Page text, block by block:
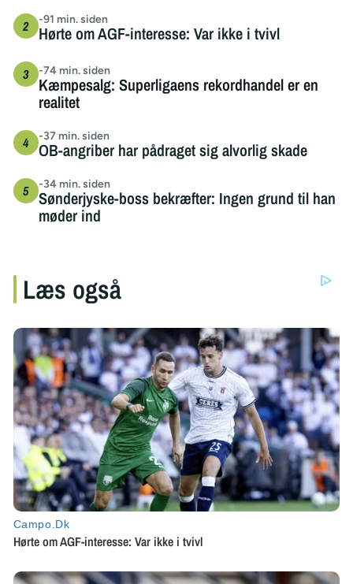
-91 min. siden
Hørte om AGF-interesse: Var ikke i tvivl
-74 min. siden
Kæmpesalg: Superligaens rekordhandel er en
realitet
-37 min. siden
OB-angriber har pådraget sig alvorlig skade
-34 min. siden
Sønderjyske-boss bekræfter: Ingen grund til han
møder ind